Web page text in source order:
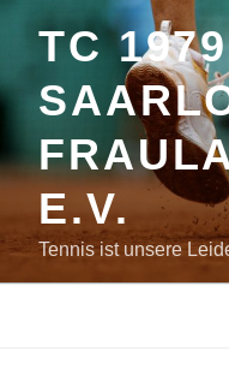
InhaltTC 1979
E.V.
Tennis ist unsere